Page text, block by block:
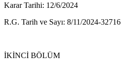
Karar Tarihi: 12/6/2024
R.G. Tarih ve Sayı: 8/11/2024-32716
İKİNCİ BÖLÜM